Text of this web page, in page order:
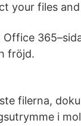
your files
fröjd.
filerna,
i